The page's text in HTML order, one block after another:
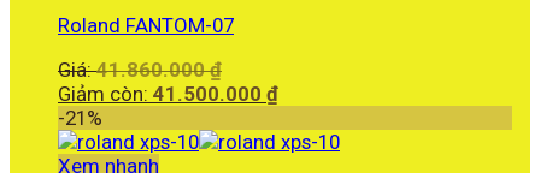
Roland FANTOM-07
Giá:41.860.000₫
gốc
41.860.000 ₫.
Giảm còn: 41.500.000 ₫Giá
tại
-21%
Xem nhanh